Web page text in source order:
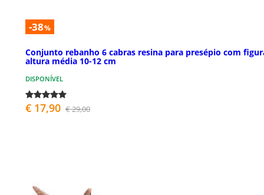
-38%
Conjunto rebanho 6 cabras resina para presépio com
altura média 10-12 cm
DISPONÍVEL
€ 17,90 € 29,00